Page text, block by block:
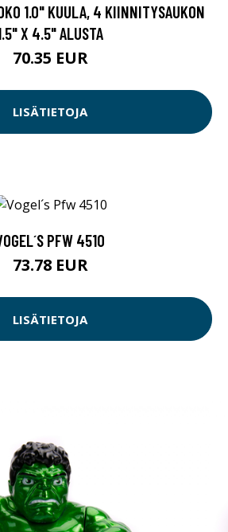
1.0" KUULA, 4 KIINNITYSAUKON
X 4.5" ALUSTA
70.35 EUR
LISÄTIETOJA
PFW 4510
73.78 EUR
LISÄTIETOJA